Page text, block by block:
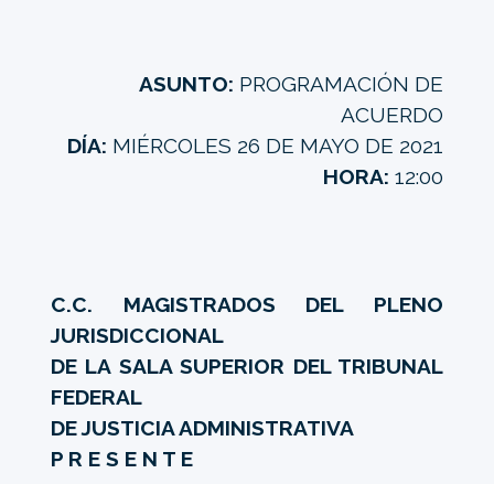
ASUNTO: PROGRAMACIÓN DE
ACUERDO
DÍA: MIÉRCOLES 26 DE MAYO DE 2021
HORA:12:00
C.C. MAGISTRADOS DEL PLENO
JURISDICCIONAL
DE LA SALA SUPERIOR DEL TRIBUNAL
FEDERAL
DE JUSTICIA ADMINISTRATIVA
P R E S E N T E